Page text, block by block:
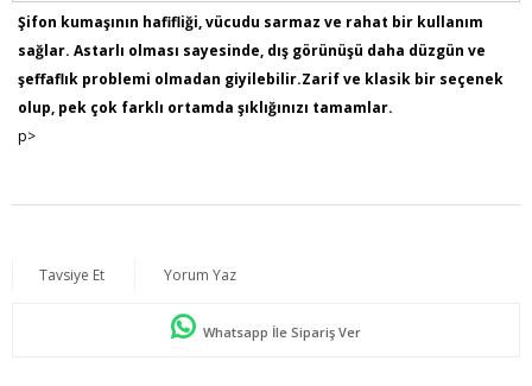
Şifon kumaşının hafifliği, vücudu sarmaz ve rahat bir kullanım
sağlar. Astarlı olması sayesinde, dış görünüşü daha düzgün ve
şeffaflık problemi olmadan giyilebilir.Zarif ve klasik bir seçenek
olup, pek çok farklı ortamda şıklığınızı tamamlar.
p>
Ürün Boyu: 75 cm
Tavsiye Et Yorum Yaz
Whatsapp İle Sipariş Ver